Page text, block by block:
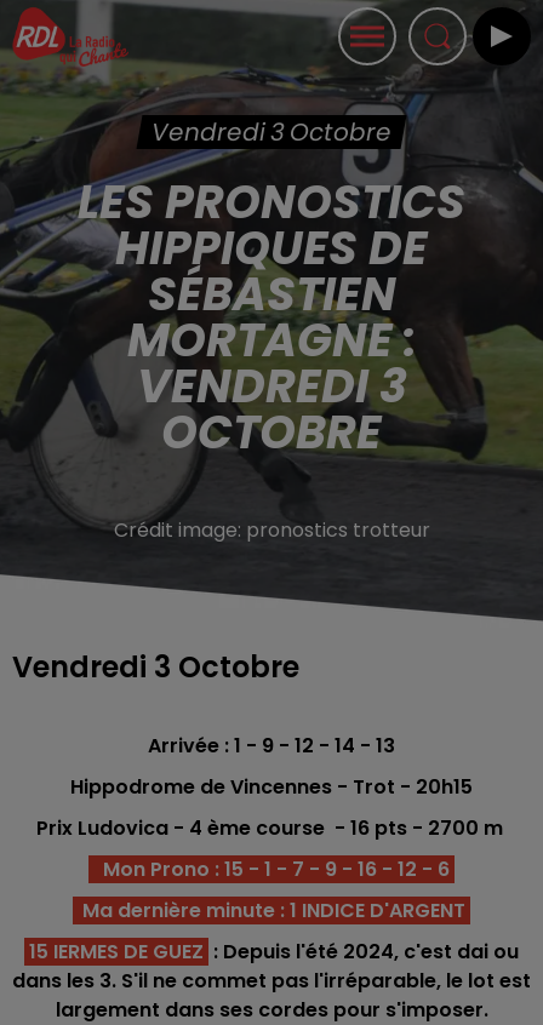
Vendredi 3 Octobre
LES PRONOSTICS
HIPPIQUES DE
SÉBASTIEN
MORTAGNE :
VENDREDI 3
OCTOBRE
Crédit image: pronostics trotteur
Vendredi 3 Octobre
Arrivée : 1 - 9 - 12 - 14 - 13
Hippodrome de Vincennes - Trot - 20h15
Prix Ludovica - 4 ème course - 16 pts - 2700 m
Mon Prono : 15 - 1 - 7 - 9 - 16 - 12 - 6
Ma dernière minute : 1 INDICE D'ARGENT
15 IERMES DE GUEZ : Depuis l'été 2024, c'est dai ou
dans les 3. S'il ne commet pas l'irréparable, le lot est
largement dans ses cordes pour s'imposer.